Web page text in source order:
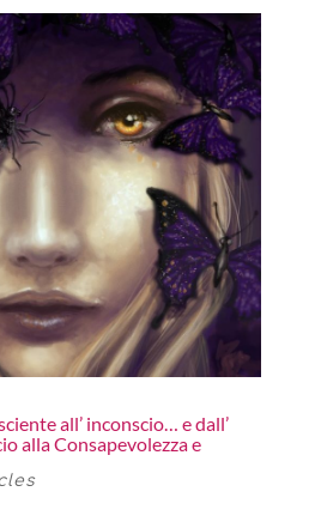
all’ inconscio… e dall’
alla Consapevolezza e